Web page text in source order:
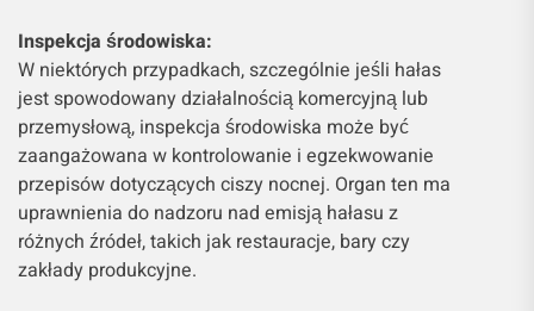
Inspekcja środowiska:
W niektórych przypadkach, szczególnie jeśli hałas
jest spowodowany działalnością komercyjną lub
przemysłową, inspekcja środowiska może być
zaangażowana w kontrolowanie i egzekwowanie
przepisów dotyczących ciszy nocnej. Organ ten ma
uprawnienia do nadzoru nad emisją hałasu z
różnych źródeł, takich jak restauracje, bary czy
zakłady produkcyjne.